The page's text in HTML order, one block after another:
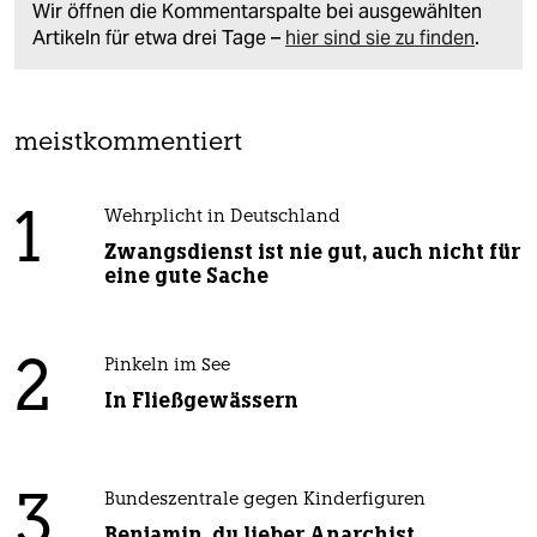
Wir öffnen die Kommentarspalte bei ausgewählten
Artikeln für etwa drei Tage – hier sind sie zu finden.
meistkommentiert
1 Wehrplicht in Deutschland
Zwangsdienst ist nie gut, auch nicht für
eine gute Sache
2 Pinkeln im See
In Fließgewässern
Bundeszentrale gegen Kinderfiguren